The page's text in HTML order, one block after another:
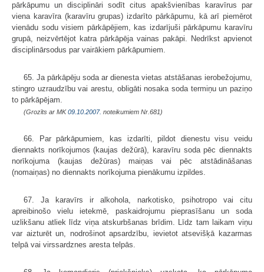
pārkāpumu un disciplināri sodīt citus apakšvienības karavīrus par
viena karavīra (karavīru grupas) izdarīto pārkāpumu, kā arī piemērot
vienādu sodu visiem pārkāpējiem, kas izdarījuši pārkāpumu karavīru
grupā, neizvērtējot katra pārkāpēja vainas pakāpi. Nedrīkst apvienot
disciplinārsodus par vairākiem pārkāpumiem.
65. Ja pārkāpēju soda ar dienesta vietas atstāšanas ierobežojumu,
stingro uzraudzību vai arestu, obligāti nosaka soda termiņu un paziņo
to pārkāpējam.
(Grozīts ar MK09.10.2007. noteikumiem Nr.681)
66. Par pārkāpumiem, kas izdarīti, pildot dienestu visu veidu
diennakts norīkojumos (kaujas dežūrā), karavīru soda pēc diennakts
norīkojuma (kaujas dežūras) maiņas vai pēc atstādināšanas
(nomaiņas) no diennakts norīkojuma pienākumu izpildes.
67. Ja karavīrs ir alkohola, narkotisko, psihotropo vai citu
apreibinošo vielu ietekmē, paskaidrojumu pieprasīšanu un soda
uzlikšanu atliek līdz viņa atskurbšanas brīdim. Līdz tam laikam viņu
var aizturēt un, nodrošinot apsardzību, ievietot atsevišķā kazarmas
telpā vai virssardznes aresta telpās.